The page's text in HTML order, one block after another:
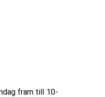
fram till 10-